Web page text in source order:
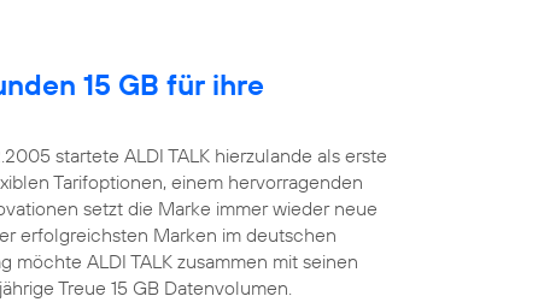
15 GB für ihre
startete ALDI TALK hierzulande als erste
Tarifoptionen, einem hervorragenden
setzt die Marke immer wieder neue
erfolgreichsten Marken im deutschen
möchte ALDI TALK zusammen mit seinen
Treue 15 GB Datenvolumen.